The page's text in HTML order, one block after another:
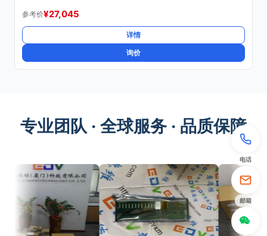
参考价¥27,045
详情
询价
专业团队 · 全球服务 · 品质保障
电话
邮箱